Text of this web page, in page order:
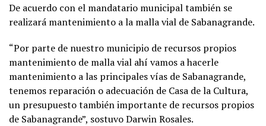
De acuerdo con el mandatario municipal también se
realizará mantenimiento a la malla vial de Sabanagrande.
“Por parte de nuestro municipio de recursos propios
mantenimiento de malla vial ahí vamos a hacerle
mantenimiento a las principales vías de Sabanagrande,
tenemos reparación o adecuación de Casa de la Cultura,
un presupuesto también importante de recursos propios
de Sabanagrande”, sostuvo Darwin Rosales.